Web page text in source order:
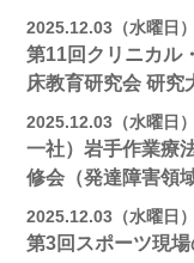
2025.12.03（水曜日）
第11回クリニカル
床教育研究会 研究
2025.12.03（水曜日）
一社）岩手作業療
修会（発達障害領
2025.12.03（水曜日）
第3回スポーツ現